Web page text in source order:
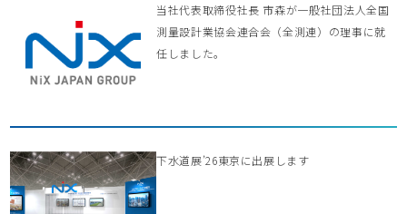
当社代表取締役社長 市森が一般社団法人全国
測量設計業協会連合会（全測連）の理事に就
任しました。
下水道展’26東京に出展します